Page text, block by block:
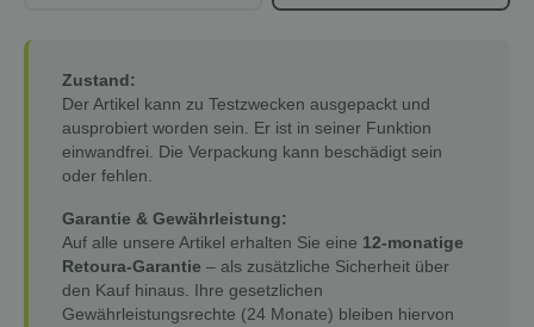
Zustand:
Der Artikel kann zu Testzwecken ausgepackt und
ausprobiert worden sein. Er ist in seiner Funktion
einwandfrei. Die Verpackung kann beschädigt sein
oder fehlen.
Garantie & Gewährleistung:
Auf alle unsere Artikel erhalten Sie eine 12-monatige
Retoura-Garantie – als zusätzliche Sicherheit über
den Kauf hinaus. Ihre gesetzlichen
Gewährleistungsrechte (24 Monate) bleiben hiervon